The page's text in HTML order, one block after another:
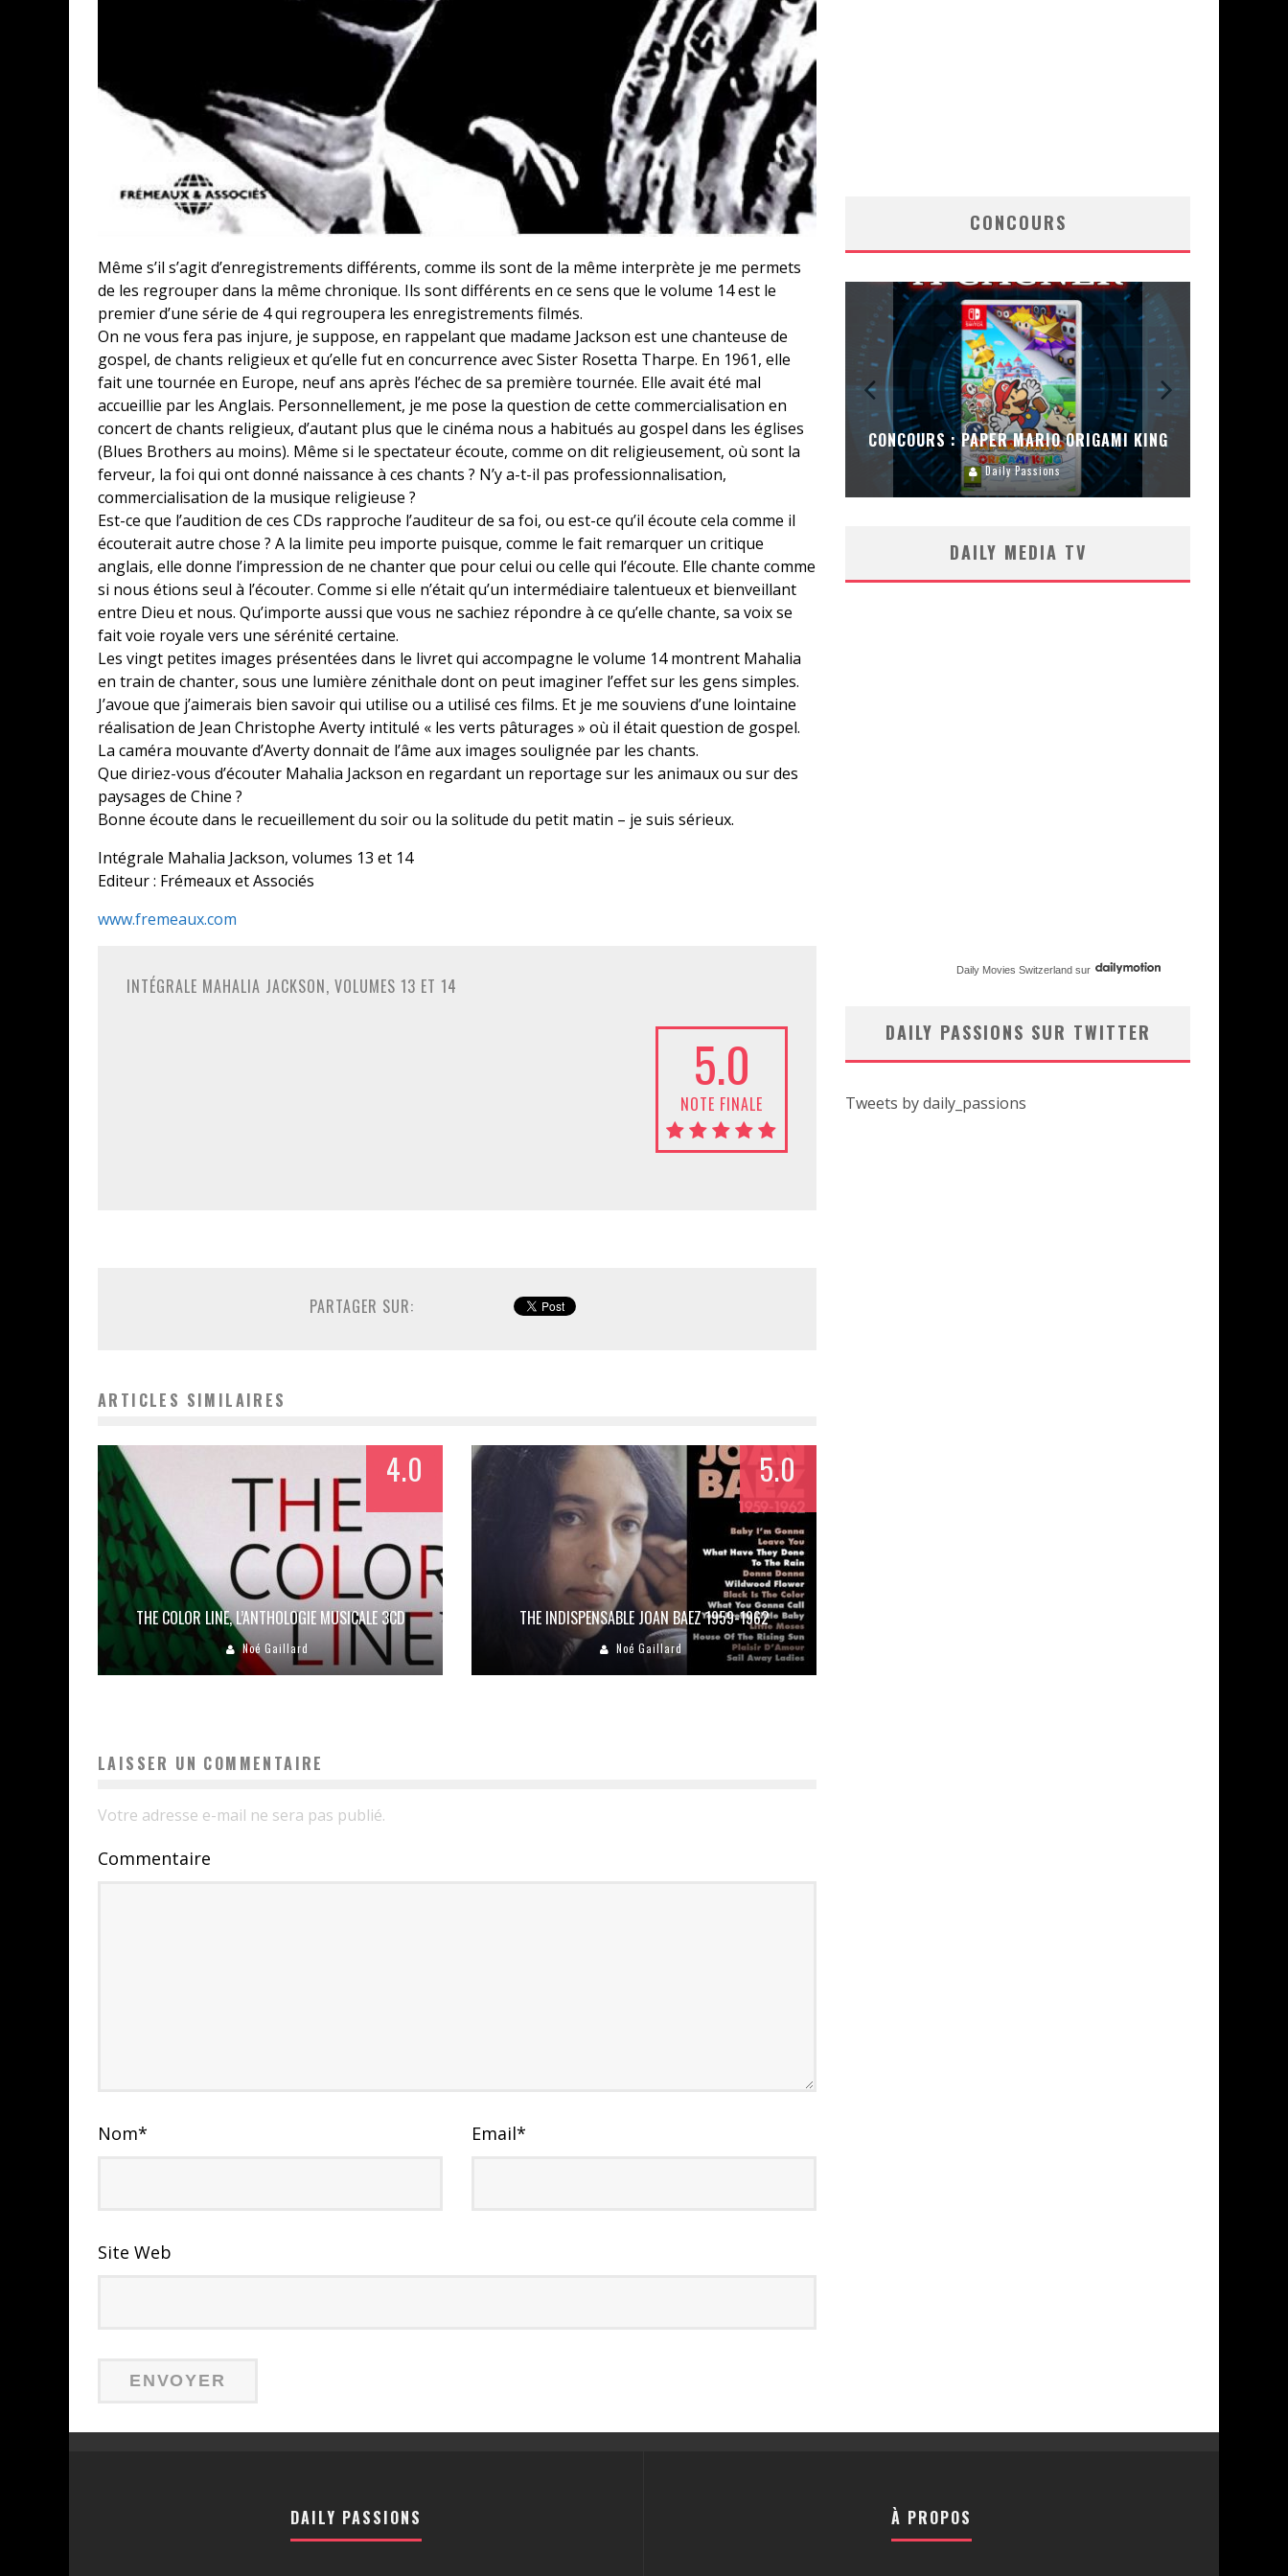
Même s’il s’agit d’enregistrements différents, comme ils sont de la même interprète je me permets
de les regrouper dans la même chronique. Ils sont différents en ce sens que le volume 14 est le
premier d’une série de 4 qui regroupera les enregistrements filmés.
On ne vous fera pas injure, je suppose, en rappelant que madame Jackson est une chanteuse de
gospel, de chants religieux et qu’elle fut en concurrence avec Sister Rosetta Tharpe. En 1961, elle
fait une tournée en Europe, neuf ans après l’échec de sa première tournée. Elle avait été mal
accueillie par les Anglais. Personnellement, je me pose la question de cette commercialisation en
concert de chants religieux, d’autant plus que le cinéma nous a habitués au gospel dans les églises
(Blues Brothers au moins). Même si le spectateur écoute, comme on dit religieusement, où sont la
ferveur, la foi qui ont donné naissance à ces chants ? N’y a-t-il pas professionnalisation,
commercialisation de la musique religieuse ?
Est-ce que l’audition de ces CDs rapproche l’auditeur de sa foi, ou est-ce qu’il écoute cela comme il
écouterait autre chose ? A la limite peu importe puisque, comme le fait remarquer un critique
anglais, elle donne l’impression de ne chanter que pour celui ou celle qui l’écoute. Elle chante comme
si nous étions seul à l’écouter. Comme si elle n’était qu’un intermédiaire talentueux et bienveillant
entre Dieu et nous. Qu’importe aussi que vous ne sachiez répondre à ce qu’elle chante, sa voix se
fait voie royale vers une sérénité certaine.
Les vingt petites images présentées dans le livret qui accompagne le volume 14 montrent Mahalia
en train de chanter, sous une lumière zénithale dont on peut imaginer l’effet sur les gens simples.
J’avoue que j’aimerais bien savoir qui utilise ou a utilisé ces films. Et je me souviens d’une lointaine
réalisation de Jean Christophe Averty intitulé « les verts pâturages » où il était question de gospel.
La caméra mouvante d’Averty donnait de l’âme aux images soulignée par les chants.
Que diriez-vous d’écouter Mahalia Jackson en regardant un reportage sur les animaux ou sur des
paysages de Chine ?
Bonne écoute dans le recueillement du soir ou la solitude du petit matin – je suis sérieux.
Intégrale Mahalia Jackson, volumes 13 et 14
Editeur : Frémeaux et Associés
www.fremeaux.com
INTÉGRALE MAHALIA JACKSON, VOLUMES 13 ET 14
5.0
NOTE FINALE
PARTAGER SUR:
ARTICLES SIMILAIRES
4.0
THE COLOR LINE, L’ANTHOLOGIE MUSICALE 3CD
Noé Gaillard
5.0
THE INDISPENSABLE JOAN BAEZ 1959-1962
Noé Gaillard
LAISSER UN COMMENTAIRE
Votre adresse e-mail ne sera pas publié.
Commentaire
Nom* Email*
Site Web
CONCOURS
CONCOURS : CALENDRIER DE L’AVENT – UNE
COPIE DU JEU « GRID, ULTIMATE EDITION »
SUR XBOX ONE OU PS4
Daily Passions
CONCOURS : PAPER MARIO ORIGAMI KING
Daily Passions
DAILY MEDIA TV
Daily Movies Switzerland sur
DAILY PASSIONS SUR TWITTER
Tweets by daily_passions
DAILY PASSIONS À PROPOS